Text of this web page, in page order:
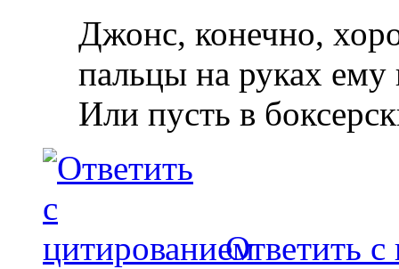
Джонс, конечно,
пальцы на руках ему
Или пусть в
Ответить с